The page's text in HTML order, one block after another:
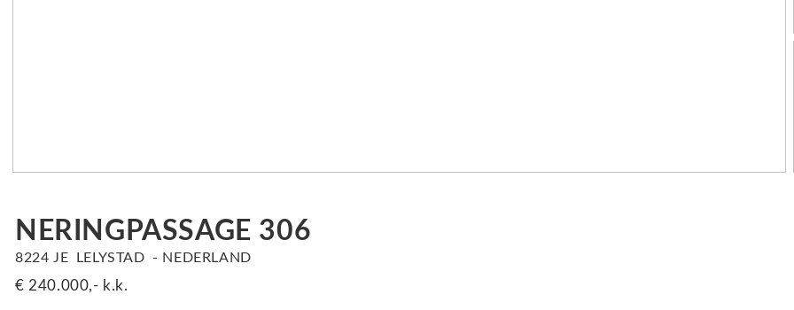
NERINGPASSAGE 306
8224 JE LELYSTAD NEDERLAND
€ 240.000,- k.k.